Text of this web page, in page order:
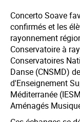
Concerto Soave
confirmés et les
rayonnement
Conservatoire à
Conservatoires
Danse (CNSMD)
d'Enseignement
Méditerranée
Aménagés